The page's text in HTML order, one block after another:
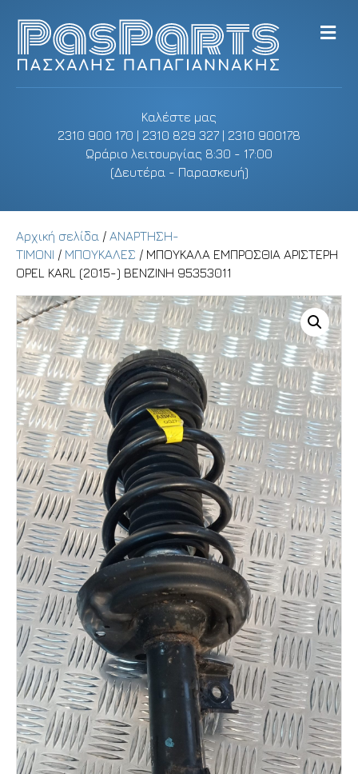
Καλέστε μας
2310 900 170 | 2310 829 327 | 2310 900178
Ωράριο λειτουργίας 8:30 - 17:00
(Δευτέρα - Παρασκευή)
M
e
Αρχική σελίδα / ΑΝΑΡΤΗΣΗ-
ΤΙΜΟΝΙ / ΜΠΟΥΚΑΛΕΣ / ΜΠΟΥΚΑΛΑ ΕΜΠΡΟΣΘΙΑ ΑΡΙΣΤΕΡΗ
OPEL KARL (2015-) ΒΕΝΖΙΝΗ 95353011